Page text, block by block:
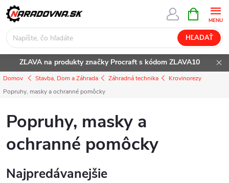
Prejsť
na
obsah
HĽADAŤ
KOŠÍK
ZĽAVA na produkty značky Procraft s kódom ZLAVA10
Domov Stavba, Dom a Záhrada Záhradná technika
Krovinorezy
Popruhy, masky a ochranné pomôcky
Popruhy, masky a
ochranné pomôcky
Najpredávanejšie